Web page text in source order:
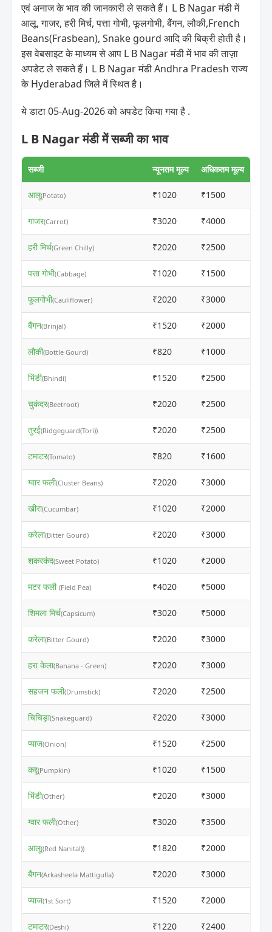
एवं अनाज के भाव की जानकारी ले सकते हैं। L B Nagar मंडी में
आलू, गाजर, हरी मिर्च, पत्ता गोभी, फूलगोभी, बैंगन, लौकी,French
Beans(Frasbean), Snake gourd आदि की बिक्री होती है।
इस वेबसाइट के माध्यम से आप L B Nagar मंडी में भाव की ताज़ा
अपडेट ले सकते हैं। L B Nagar मंडी Andhra Pradesh राज्य
के Hyderabad जिले में स्थित है।
ये डाटा 05-Aug-2026 को अपडेट किया गया है .
L B Nagar मंडी में सब्जी का भाव
सब्जी न्यूनतम मूल्य अधिकतम मूल्य
आलू(Potato) ₹1020 ₹1500
गाजर(Carrot) ₹3020 ₹4000
हरी मिर्च(Green Chilly) ₹2020 ₹2500
पत्ता गोभी(Cabbage) ₹1020 ₹1500
फूलगोभी(Cauliflower) ₹2020 ₹3000
बैंगन(Brinjal) ₹1520 ₹2000
लौकी(Bottle Gourd) ₹820 ₹1000
भिंडी(Bhindi) ₹1520 ₹2500
चुकंदर(Beetroot) ₹2020 ₹2500
तुरई(Ridgeguard(Tori)) ₹2020 ₹2500
टमाटर(Tomato) ₹820 ₹1600
ग्वार फली(Cluster Beans) ₹2020 ₹3000
खीरा(Cucumbar) ₹1020 ₹2000
करेला(Bitter Gourd) ₹2020 ₹3000
शकरकंद(Sweet Potato) ₹1020 ₹2000
मटर फली (Field Pea) ₹4020 ₹5000
शिमला मिर्च(Capsicum) ₹3020 ₹5000
करेला(Bitter Gourd) ₹2020 ₹3000
हरा केला(Banana - Green) ₹2020 ₹3000
सहजन फली(Drumstick) ₹2020 ₹2500
चिचिड़ा(Snakeguard) ₹2020 ₹3000
प्याज(Onion) ₹1520 ₹2500
कद्दू(Pumpkin) ₹1020 ₹1500
भिंडी(Other) ₹2020 ₹3000
ग्वार फली(Other) ₹3020 ₹3500
आलू((Red Nanital)) ₹1820 ₹2000
बैंगन(Arkasheela Mattigulla) ₹2020 ₹3000
प्याज(1st Sort) ₹1520 ₹2000
टमाटर(Deshi) ₹1220 ₹2400